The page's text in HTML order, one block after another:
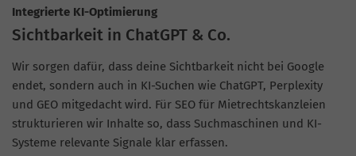
Integrierte KI-Optimierung
Sichtbarkeit in ChatGPT & Co.
Wir sorgen dafür, dass deine Sichtbarkeit nicht bei Google
endet, sondern auch in KI-Suchen wie ChatGPT, Perplexity
und GEO mitgedacht wird. Für SEO für Mietrechtskanzleien
strukturieren wir Inhalte so, dass Suchmaschinen und KI-
Systeme relevante Signale klar erfassen.